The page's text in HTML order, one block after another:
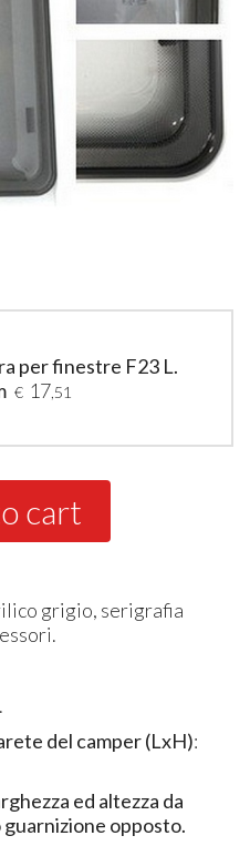
per finestre F23 L.
€ 17 ,51
cart
grigio, serigrafia
del camper (LxH):
ed altezza da
opposto.